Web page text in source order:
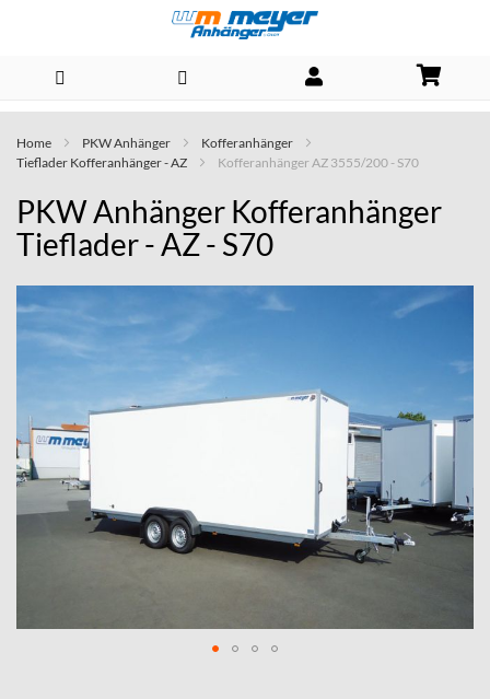
Direkt
zum
Inhalt
Home PKW Anhänger
Kofferanhänger
Tieflader Kofferanhänger - AZ
Kofferanhänger AZ 3555/200 - S70
PKW Anhänger Kofferanhänger
Tieflader - AZ - S70
Skip
to
the
images
gallery